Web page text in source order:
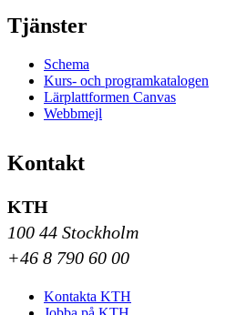
Tjänster
Schema
Kurs- och programkatalogen
Lärplattformen Canvas
Webbmejl
Kontakt
KTH
100 44 Stockholm
+46 8 790 60 00
Kontakta KTH